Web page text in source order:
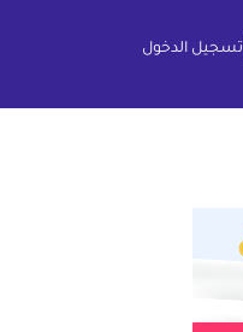
تسجيل الدخول